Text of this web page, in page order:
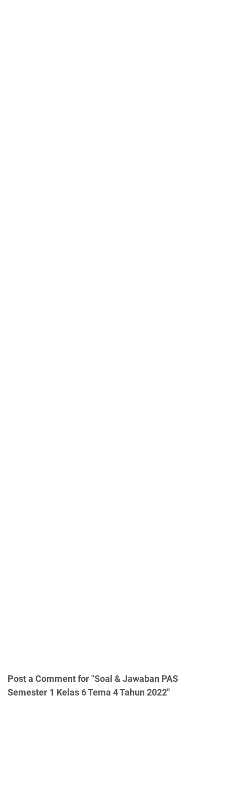
Post a Comment for "Soal & Jawaban PAS
Semester 1 Kelas 6 Tema 4 Tahun 2022"